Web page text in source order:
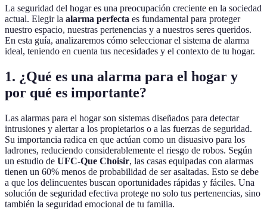
La seguridad del hogar es una preocupación creciente en la sociedad
actual. Elegir la alarma perfecta es fundamental para proteger
nuestro espacio, nuestras pertenencias y a nuestros seres queridos.
En esta guía, analizaremos cómo seleccionar el sistema de alarma
ideal, teniendo en cuenta tus necesidades y el contexto de tu hogar.
1. ¿Qué es una alarma para el hogar y
por qué es importante?
Las alarmas para el hogar son sistemas diseñados para detectar
intrusiones y alertar a los propietarios o a las fuerzas de seguridad.
Su importancia radica en que actúan como un disuasivo para los
ladrones, reduciendo considerablemente el riesgo de robos. Según
un estudio de UFC-Que Choisir, las casas equipadas con alarmas
tienen un 60% menos de probabilidad de ser asaltadas. Esto se debe
a que los delincuentes buscan oportunidades rápidas y fáciles. Una
solución de seguridad efectiva protege no solo tus pertenencias, sino
también la seguridad emocional de tu familia.